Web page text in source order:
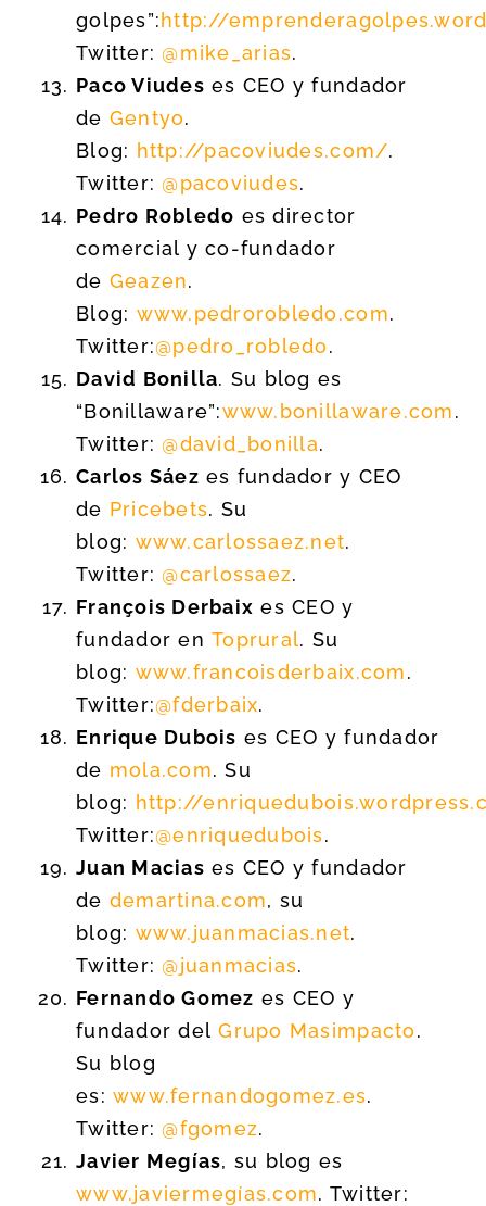
golpes”:http://
Twitter:@mike_arias.
Paco Viudes es CEO y fundador
de Gentyo.
Blog: http://pacoviudes.com/.
Twitter:@pacoviudes.
Pedro Robledo es director
comercial y co-fundador
de Geazen.
Blog: www.pedrorobledo.com.
Twitter:@pedro_robledo.
David Bonilla. Su blog es
“Bonillaware”:www.bonillaware.com.
Twitter:@david_bonilla.
Carlos Sáez es fundador y CEO
de Pricebets. Su
blog: www.carlossaez.net.
Twitter:@carlossaez.
François Derbaix es CEO y
fundador enToprural. Su
blog: www.francoisderbaix.com.
Twitter:@fderbaix.
Enrique Dubois es CEO y fundador
de mola.com. Su
blog: http://
Twitter:@enriquedubois.
Juan Macias es CEO y fundador
de demartina.com, su
blog: www.juanmacias.net.
Twitter:@juanmacias.
Fernando Gomez es CEO y
fundador delGrupo Masimpacto.
Su blog
es:www.fernandogomez.es.
Twitter:@fgomez.
Javier Megías, su blog es
www.javiermegías.com. Twitter: